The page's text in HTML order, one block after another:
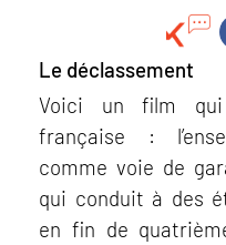
Le déclassement
Voici un film qui
française :
comme voie de
qui conduit à des
en fin de